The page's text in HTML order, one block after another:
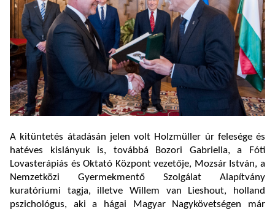
A kitüntetés átadásán jelen volt Holzmüller úr felesége és
hatéves kislányuk is, továbbá Bozori Gabriella, a Fóti
Lovasterápiás és Oktató Központ vezetője, Mozsár István, a
Nemzetközi Gyermekmentő Szolgálat Alapítvány
kuratóriumi tagja, illetve Willem van Lieshout, holland
pszichológus, aki a hágai Magyar Nagykövetségen már